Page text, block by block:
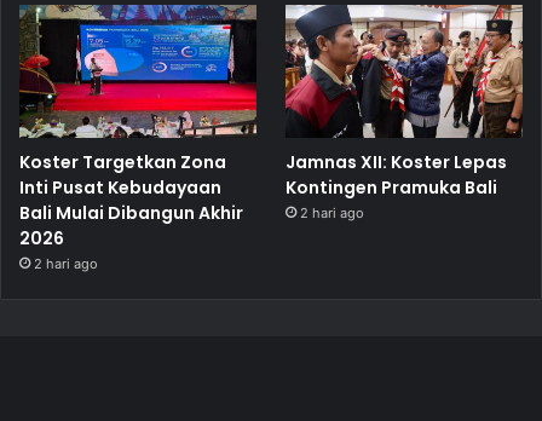
Koster Targetkan Zona
Inti Pusat Kebudayaan
Bali Mulai Dibangun Akhir
2026
2 hari ago
Jamnas XII: Koster Lepas
Kontingen Pramuka Bali
2 hari ago